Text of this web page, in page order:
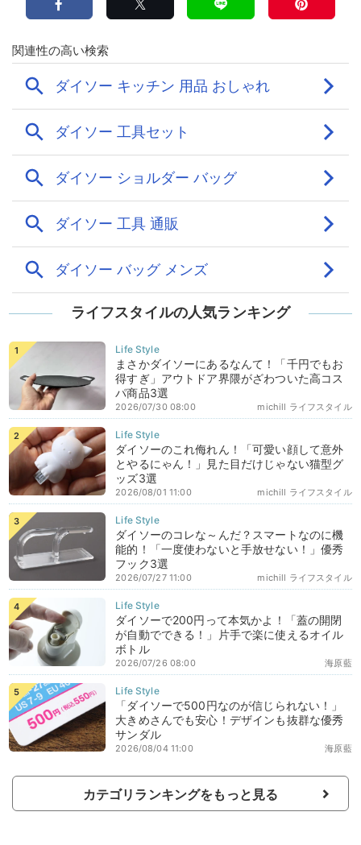
ライフスタイルの人気ランキング
まさかダイソーにあるなんて！「千円でもお
得すぎ」アウトドア界隈がざわついた高コス
パ商品3選
michill ライフスタイル
2026/07/30 08:00
ダイソーのこれ侮れん！「可愛い顔して意外
とやるにゃん！」見た目だけじゃない猫型グ
ッズ3選
michill ライフスタイル
2026/08/01 11:00
ダイソーのコレな～んだ？スマートなのに機
能的！「一度使わないと手放せない！」優秀
フック3選
michill ライフスタイル
2026/07/27 11:00
ダイソーで200円って本気かよ！「蓋の開閉
が自動でできる！」片手で楽に使えるオイル
ボトル
海原藍
2026/07/26 08:00
「ダイソーで500円なのが信じられない！」
大きめさんでも安心！デザインも抜群な優秀
サンダル
海原藍
2026/08/04 11:00
カテゴリランキングをもっと見る